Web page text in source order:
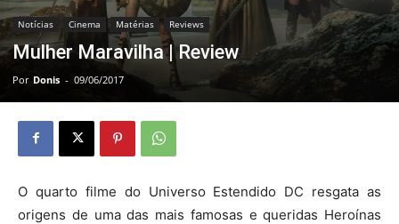
Notícias Cinema Matérias Reviews
Mulher Maravilha | Review
Por Donis - 09/06/2017
O quarto filme do Universo Estendido DC resgata as
origens de uma das mais famosas e queridas Heroínas